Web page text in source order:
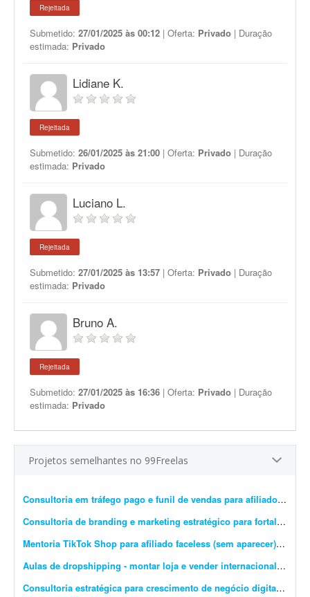
Rejeitada
Submetido: 27/01/2025 às 00:12 | Oferta: Privado | Duração
estimada: Privado
Lidiane K.
Rejeitada
Submetido: 26/01/2025 às 21:00 | Oferta: Privado | Duração
estimada: Privado
Luciano L.
Rejeitada
Submetido: 27/01/2025 às 13:57 | Oferta: Privado | Duração
estimada: Privado
Bruno A.
Rejeitada
Submetido: 27/01/2025 às 16:36 | Oferta: Privado | Duração
estimada: Privado
Projetos semelhantes no 99Freelas
Consultoria em tráfego pago e funil de vendas para afiliado
-
Consultoria de branding e marketing estratégico para fortalecimento de marca
Mentoria TikTok Shop para afiliado faceless (sem aparecer)
- Olá!
Aulas de dropshipping - montar loja e vender internacionalmente
Consultoria estratégica para crescimento de negócio digital
-